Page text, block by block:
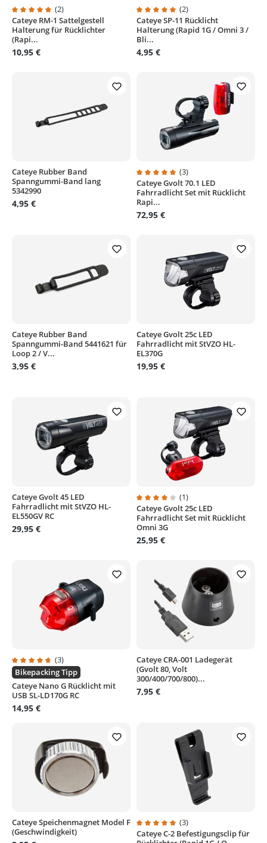
Durchschnittliche Bewertung von 5 von 5 Sternen
(2)
Cateye RM-1 Sattelgestell
Halterung für Rücklichter
(Rapi...
10,95 €
Durchschnittliche Bewertung
(2)
Cateye SP-11 Rücklicht
Halterung (Rapid 1G / Omni 3 /
Bli...
4,95 €
Cateye Rubber Band
Spanngummi-Band lang
5342990
4,95 €
Durchschnittliche Bewertung
(3)
Cateye Gvolt 70.1 LED
Fahrradlicht Set mit Rücklicht
Rapi...
72,95 €
Cateye Rubber Band
Spanngummi-Band 5441621 für
Loop 2 / V...
3,95 €
Cateye Gvolt 25c LED
Fahrradlicht mit StVZO HL-
EL370G
19,95 €
Cateye Gvolt 45 LED
Fahrradlicht mit StVZO HL-
EL550GV RC
29,95 €
Durchschnittliche Bewertung
(1)
Cateye Gvolt 25c LED
Fahrradlicht Set mit Rücklicht
Omni 3G
25,95 €
Durchschnittliche Bewertung von 4.6 von 5 Sternen
(3)
Bikepacking Tipp
Cateye Nano G Rücklicht mit
USB SL-LD170G RC
14,95 €
Cateye CRA-001 Ladegerät
(Gvolt 80, Volt
300/400/700/800)...
7,95 €
Cateye Speichenmagnet Model F
(Geschwindigkeit)
Durchschnittliche Bewertung
(3)
Cateye C-2 Befestigungsclip für